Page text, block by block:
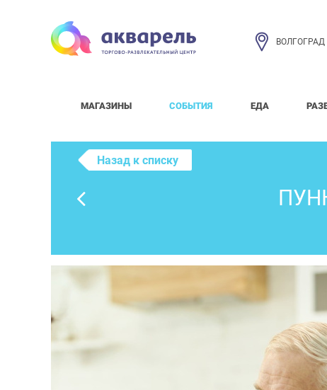
ВОЛГОГРАД
МАГАЗИНЫ СОБЫТИЯ ЕДА
Назад к списку